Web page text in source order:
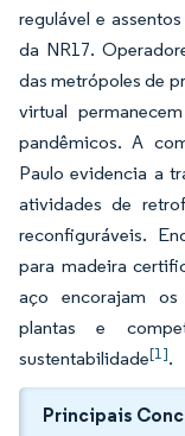
regulável e
da NR17.
das metrópoles de
virtual
pandêmicos. A
Paulo evidencia a
atividades de
reconfiguráveis.
para madeira
aço encorajam
plantas e
sustentabilidade[1].
Principais